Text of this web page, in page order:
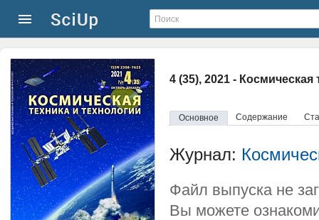
4 (35), 2021 - Космическая
Основное Содержание
Журнал:
Файл выпуска не
Вы можете